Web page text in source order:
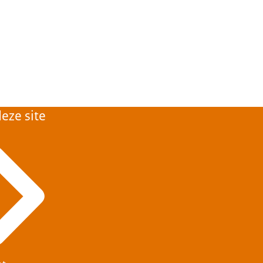
zoals
de
Woningbouw.
TKI Bouw en
anderen.
site